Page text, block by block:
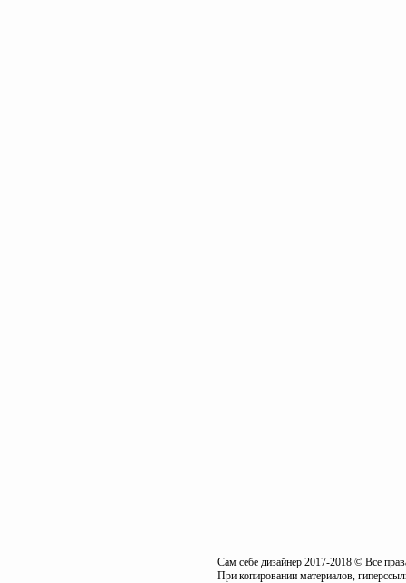
Сам себе дизайнер 2017-2018 © Все
При копировании материалов,